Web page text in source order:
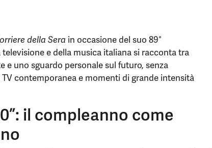
della Sera in occasione del suo 89°
e della musica italiana si racconta tra
e uno sguardo personale sul futuro, senza
contemporanea e momenti di grande intensità
il compleanno come